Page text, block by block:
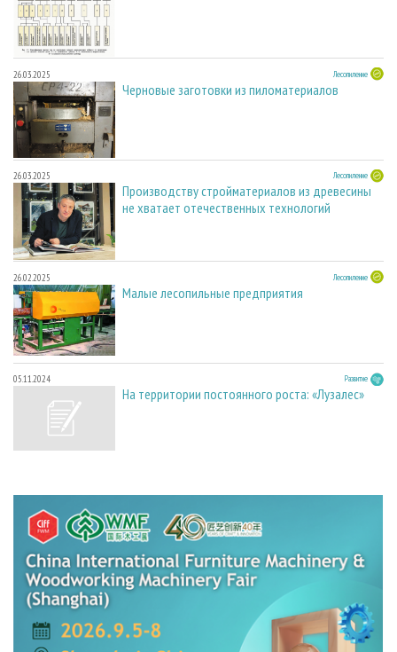
26.03.2025 Лесопиление
Черновые заготовки из пиломатериалов
26.03.2025 Лесопиление
Производству стройматериалов из древесины
не хватает отечественных технологий
26.02.2025 Лесопиление
Малые лесопильные предприятия
05.11.2024 Развитие
На территории постоянного роста: «Лузалес»